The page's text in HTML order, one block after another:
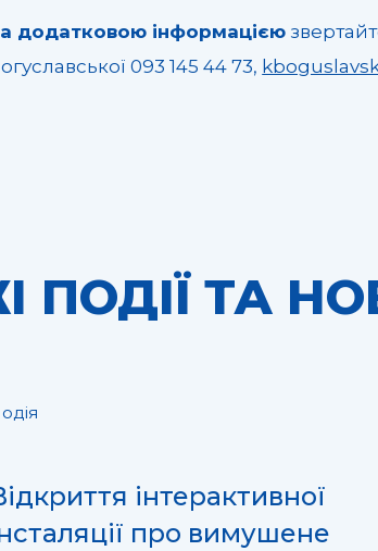
додатковою інформацією
093 145 44 73,
ПОДІЇ ТА
інтерактивної
про вимушене